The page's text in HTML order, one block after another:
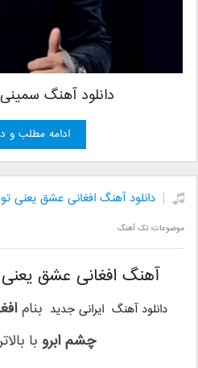
دانلود آهنگ
ادامه مطلب و
دانلود آهنگ افغانی عشق یعنی
موضوعات:تک آهنگ
آهنگ افغانی عشق
دانلود آهنگ ایرانی جدید بنام
چشم ابروبا